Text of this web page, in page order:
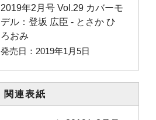
2019年2月号 Vol.29 カバーモ
デル：登坂 広臣 ‐ とさか ひ
ろおみ
発売日：2019年1月5日
関連表紙